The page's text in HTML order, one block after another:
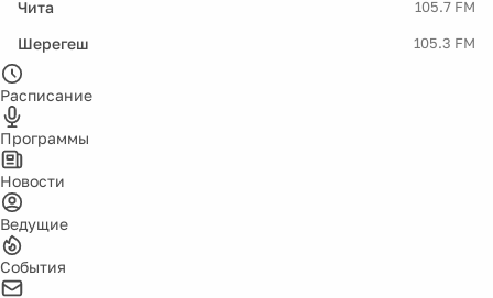
Чита 105.7 FM
Шерегеш 105.3 FM
Расписание
Программы
Новости
Ведущие
События